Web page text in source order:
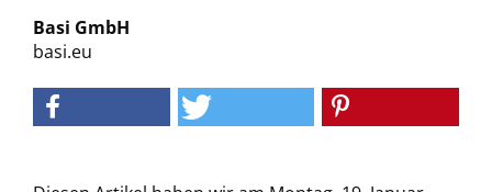
Basi GmbH
basi.eu